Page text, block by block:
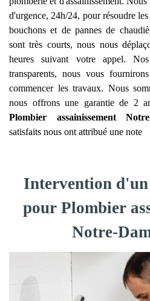
d'urgence, 24h/24, pour résoudre
bouchons et de pannes de
sont très courts, nous nous
heures suivant votre appel.
transparents, nous vous
commencer les travaux. Nous
nous offrons une garantie de 2
Plombier assainissement
satisfaits nous ont attribué une note
Intervention
pour Plombier
Notre-